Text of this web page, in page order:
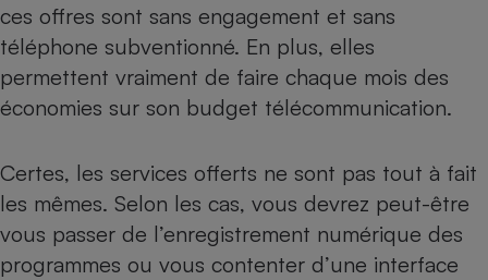
ces offres sont sans engagement et sans
téléphone subventionné. En plus, elles
permettent vraiment de faire chaque mois des
économies sur son budget télécommunication.
Certes, les services offerts ne sont pas tout à fait
les mêmes. Selon les cas, vous devrez peut-être
vous passer de l’enregistrement numérique des
programmes ou vous contenter d’une interface
bouteille
Matelas
Antimoustique